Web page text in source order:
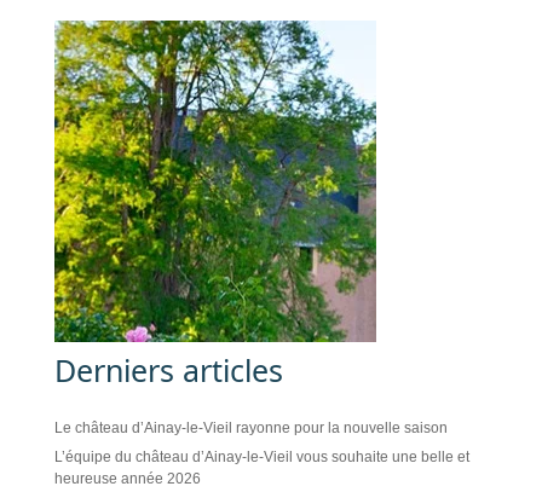
Derniers articles
Le château d’Ainay-le-Vieil rayonne pour la nouvelle saison
L’équipe du château d’Ainay-le-Vieil vous souhaite une belle et
heureuse année 2026